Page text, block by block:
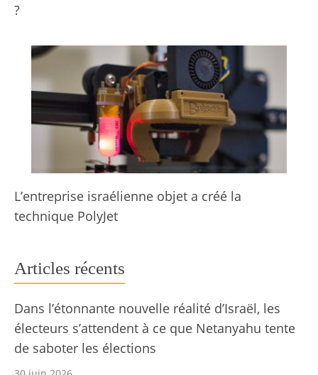
?
L’entreprise israélienne objet a créé la
technique PolyJet
Articles récents
Dans l’étonnante nouvelle réalité d’Israël, les
électeurs s’attendent à ce que Netanyahu tente
de saboter les élections